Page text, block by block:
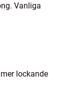
Vanliga
lockande